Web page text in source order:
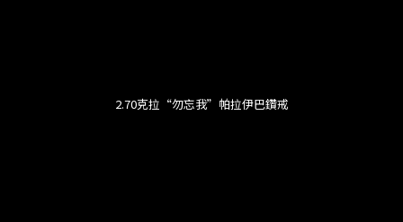
2.70克拉“勿忘我”帕拉伊巴鑽戒